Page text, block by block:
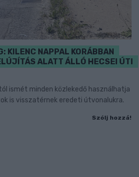
KILENC NAPPAL KORÁBBAN
ALATT ÁLLÓ HECSEI ÚTI
ismét minden közlekedő használhatja
is visszatérnek eredeti útvonalukra.
Szólj hozzá!